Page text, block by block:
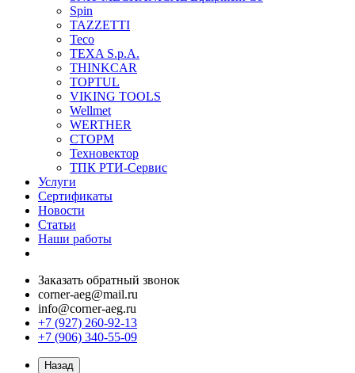
Spin
TAZZETTI
Teco
TEXA S.p.A.
THINKCAR
TOPTUL
VIKING TOOLS
Wellmet
WERTHER
СТОРМ
Техновектор
ТПК РТИ-Сервис
Услуги
Сертификаты
Новости
Статьи
Наши работы
Заказать обратный звонок
corner-aeg@mail.ru
info@corner-aeg.ru
+7 (927) 260-92-13
+7 (906) 340-55-09
Назад